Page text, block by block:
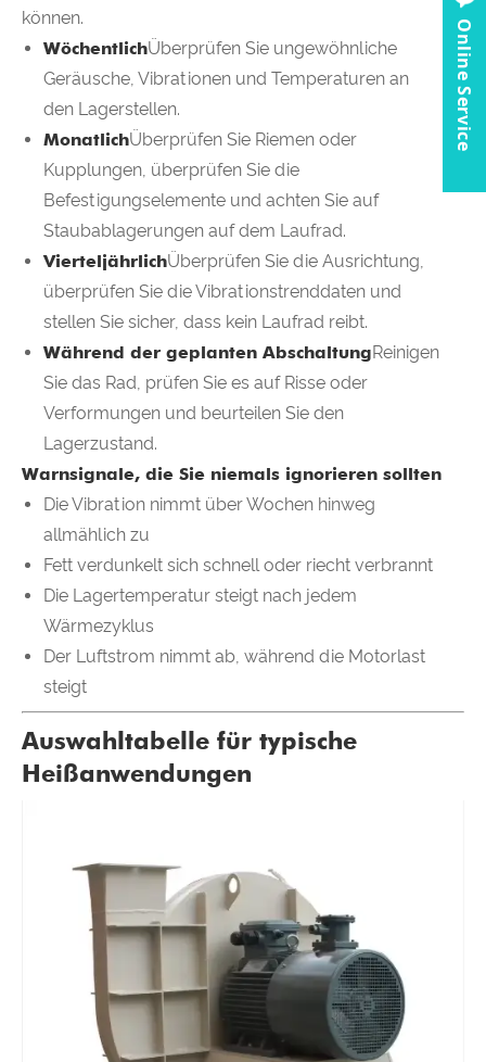
können.
WöchentlichÜberprüfen Sie ungewöhnliche
Geräusche, Vibrationen und Temperaturen an
den Lagerstellen.
MonatlichÜberprüfen Sie Riemen oder
Kupplungen, überprüfen Sie die
Befestigungselemente und achten Sie auf
Staubablagerungen auf dem Laufrad.
VierteljährlichÜberprüfen Sie die Ausrichtung,
überprüfen Sie die Vibrationstrenddaten und
stellen Sie sicher, dass kein Laufrad reibt.
Während der geplanten AbschaltungReinigen
Sie das Rad, prüfen Sie es auf Risse oder
Verformungen und beurteilen Sie den
Lagerzustand.
Warnsignale, die Sie niemals ignorieren sollten
Die Vibration nimmt über Wochen hinweg
allmählich zu
Fett verdunkelt sich schnell oder riecht verbrannt
Die Lagertemperatur steigt nach jedem
Wärmezyklus
Der Luftstrom nimmt ab, während die Motorlast
steigt
Auswahltabelle für typische
Heißanwendungen
Online Service